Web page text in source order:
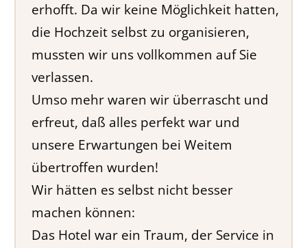
erhofft. Da wir keine Möglichkeit hatten,
die Hochzeit selbst zu organisieren,
mussten wir uns vollkommen auf Sie
verlassen.
Umso mehr waren wir überrascht und
erfreut, daß alles perfekt war und
unsere Erwartungen bei Weitem
übertroffen wurden!
Wir hätten es selbst nicht besser
machen können:
Das Hotel war ein Traum, der Service in